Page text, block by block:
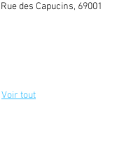
des Capucins, 69001
Voir tout